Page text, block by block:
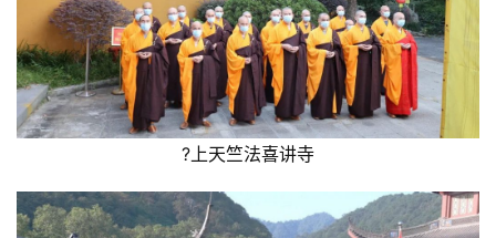
?上天竺法喜讲寺